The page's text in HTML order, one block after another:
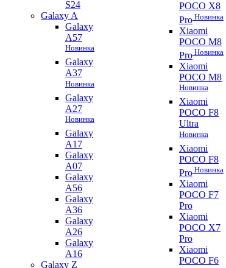
S24
Galaxy A
Galaxy
A57
Новинка
Galaxy
A37
Новинка
Galaxy
A27
Новинка
Galaxy
A17
Galaxy
A07
Galaxy
A56
Galaxy
A36
Galaxy
A26
Galaxy
A16
Galaxy Z
POCO X8
Pro Новинка
Xiaomi
POCO M8
Pro Новинка
Xiaomi
POCO M8
Новинка
Xiaomi
POCO F8
Ultra
Новинка
Xiaomi
POCO F8
Pro Новинка
Xiaomi
POCO F7
Pro
Xiaomi
POCO X7
Pro
Xiaomi
POCO F6